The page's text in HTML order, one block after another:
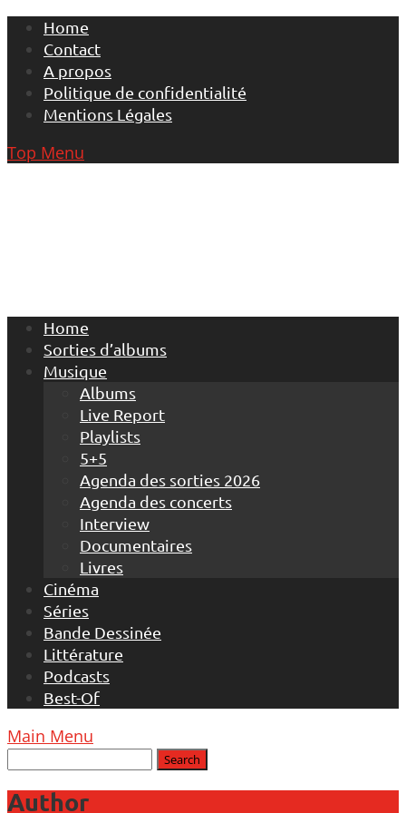
Skip
content
Home
Contact
A propos
Politique de confidentialité
Mentions Légales
Top Menu
Home
Sorties d’albums
Musique
Albums
Live Report
Playlists
5+5
Agenda des sorties 2026
Agenda des concerts
Interview
Documentaires
Livres
Cinéma
Séries
Bande Dessinée
Littérature
Podcasts
Best-Of
Main Menu
Author